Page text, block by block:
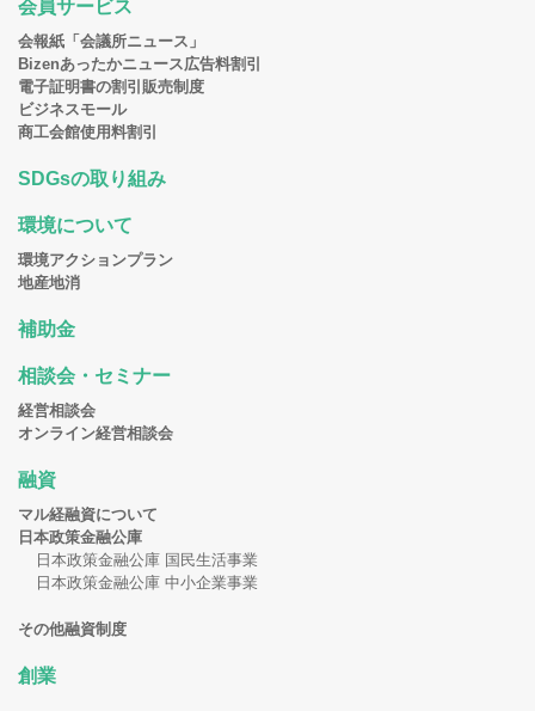
会員サービス
会報紙「会議所ニュース」
Bizenあったかニュース広告料割引
電子証明書の割引販売制度
ビジネスモール
商工会館使用料割引
SDGsの取り組み
環境について
環境アクションプラン
地産地消
補助金
相談会・セミナー
経営相談会
オンライン経営相談会
融資
マル経融資について
日本政策金融公庫
日本政策金融公庫 国民生活事業
日本政策金融公庫 中小企業事業
その他融資制度
創業